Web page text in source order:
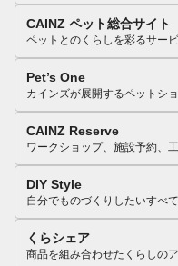
CAINZ ペット総合サイト
ペットとのくらしを彩るサー
Pet’s One
カインズが展開するペットシ
CAINZ Reserve
ワークショップ、施設予約、
DIY Style
自分でものづくりしたいすべ
くらシェア
商品を組み合わせたくらしの